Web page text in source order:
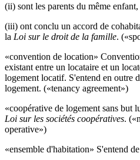
(ii) sont les parents du même enfant,
(iii) ont conclu un accord de
la Loi sur le droit de la famille.
«convention de location»
existant entre un locataire et un
logement locatif. S'entend en outre
logement. («tenancy agreement»)
«coopérative de logement sans but
Loi sur les sociétés coopératives.
operative»)
«ensemble d'habitation» S'entend